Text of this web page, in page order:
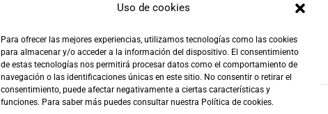
Uso de cookies
Para ofrecer las mejores experiencias, utilizamos tecnologías como las cookies
para almacenar y/o acceder a la información del dispositivo. El consentimiento
de estas tecnologías nos permitirá procesar datos como el comportamiento de
navegación o las identificaciones únicas en este sitio. No consentir o retirar el
consentimiento, puede afectar negativamente a ciertas características y
funciones. Para saber más puedes consultar nuestra Política de cookies.
4,90€ 24-72h